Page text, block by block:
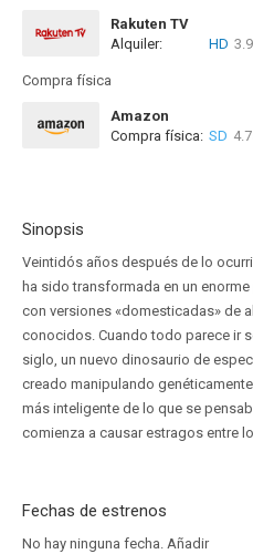
Rakuten TV
Alquiler:
HD
Compra física
Amazon
Compra física: SD
Sinopsis
Veintidós años después de lo
ha sido transformada en un
con versiones «domesticadas» de
conocidos. Cuando todo parece ir
siglo, un nuevo dinosaurio de
creado manipulando
más inteligente de lo que se
comienza a causar estragos entre
Fechas de estrenos
No hay ninguna fecha. Añadir